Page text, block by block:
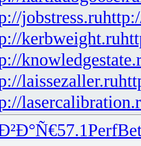
jobstress.ru
kerbweight.ru
laissezaller.ru
57.1Perf